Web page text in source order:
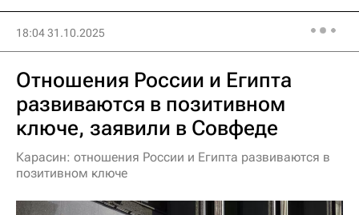
18:04 31.10.2025
Отношения России и Египта
развиваются в позитивном
ключе, заявили в Совфеде
Карасин: отношения России и Египта развиваются в
позитивном ключе